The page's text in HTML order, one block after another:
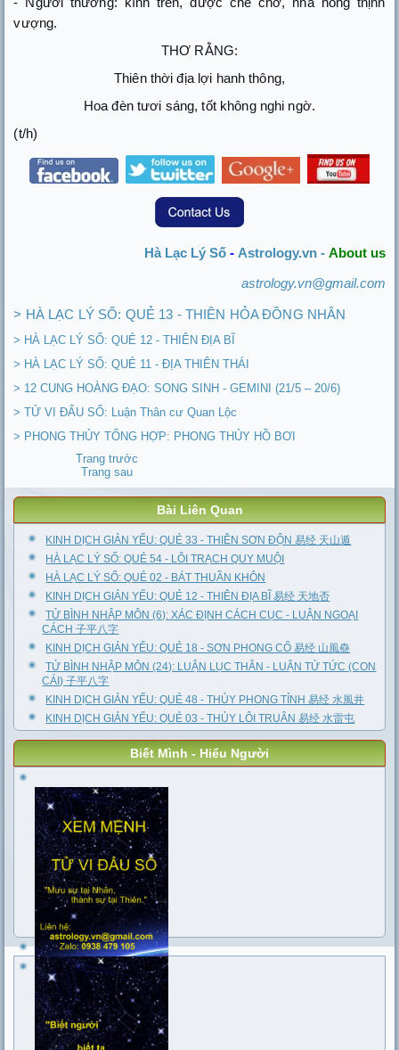
vượng.
THƠ RẰNG:
Thiên thời địa lợi hanh thông,
Hoa đèn tươi sáng, tốt không nghi ngờ.
(t/h)
Hà Lạc Lý Số- Astrology.vn - About us
astrology.vn@gmail.com
> HÀ LẠC LÝ SỐ: QUẺ 13 - THIÊN HỎA ĐỒNG NHÂN
> HÀ LẠC LÝ SỐ: QUẺ 12 - THIÊN ĐỊA BĨ
> HÀ LẠC LÝ SỐ: QUẺ 11 - ĐỊA THIÊN THÁI
> 12 CUNG HOÀNG ĐẠO: SONG SINH - GEMINI (21/5 – 20/6)
> TỬ VI ĐẨU SỐ: Luận Thân cư Quan Lộc
> PHONG THỦY TỔNG HỢP: PHONG THỦY HỒ BƠI
Trang trước
Trang sau
Bài Liên Quan
KINH DỊCH GIẢN YẾU: QUẺ 33 - THIÊN SƠN ĐỘN 易经 天山遁
HÀ LẠC LÝ SỐ: QUẺ 54 - LÔI TRẠCH QUY MUỘI
HÀ LẠC LÝ SỐ: QUẺ 02 - BÁT THUẦN KHÔN
KINH DỊCH GIẢN YẾU: QUẺ 12 - THIÊN ĐỊA BĨ 易经 天地否
TỬ BÌNH NHẬP MÔN (6): XÁC ĐỊNH CÁCH CỤC - LUẬN NGOẠI
CÁCH 子平八字
KINH DỊCH GIẢN YẾU: QUẺ 18 - SƠN PHONG CỔ 易经 山風蠱
TỬ BÌNH NHẬP MÔN (24): LUẬN LỤC THÂN - LUẬN TỬ TỨC (CON
CÁI) 子平八字
KINH DỊCH GIẢN YẾU: QUẺ 48 - THỦY PHONG TỈNH 易经 水風井
KINH DỊCH GIẢN YẾU: QUẺ 03 - THỦY LÔI TRUÂN 易经 水雷屯
Biết Mình - Hiểu Người